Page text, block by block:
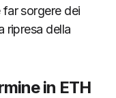
sorgere dei
ripresa della
in ETH